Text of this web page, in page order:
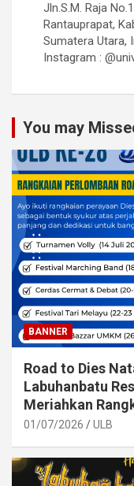
Jln.S.M. Raja
Rantauprapat,
Sumatera Utara,
Instagram :
You may
BANNER
Road to Dies
Labuhanbatu
Meriahkan
01/07/2026 ULB